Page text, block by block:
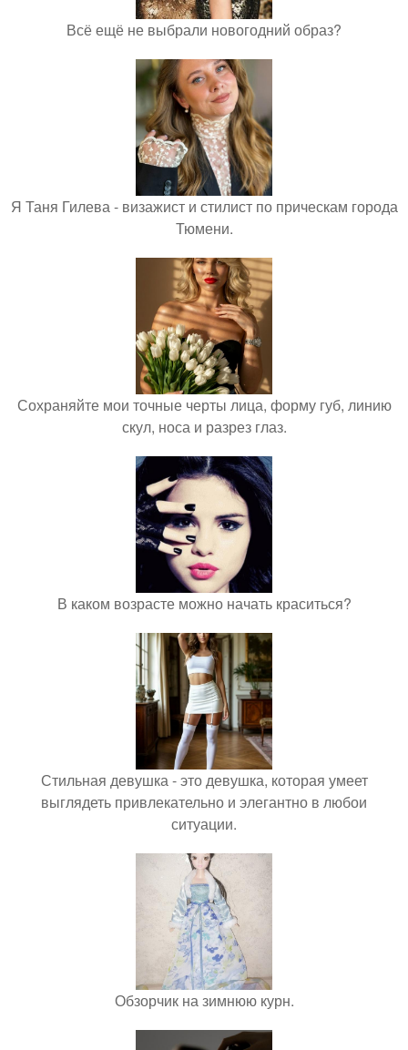
Всё ещё не выбрали новогодний образ?
Я Таня Гилева - визажист и стилист по прическам города
Тюмени.
Сохраняйте мои точные черты лица, форму губ, линию
скул, носа и разрез глаз.
В каком возрасте можно начать краситься?
Стильная девушка - это девушка, которая умеет
выглядеть привлекательно и элегантно в любои
ситуации.
Обзорчик на зимнюю курн.